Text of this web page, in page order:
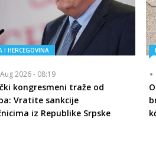
I HERCEGOVINA
2026 - 08:19
kongresmeni traže od
Vratite sankcije
iz Republike Srpske